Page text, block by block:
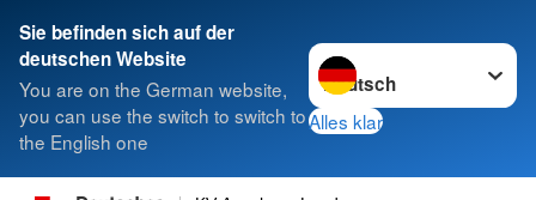
Sie befinden sich auf der
deutschen Website
You are on the German website,
you can use the switch to switch to
the English one
Sprache wechseln zu
Alles klar